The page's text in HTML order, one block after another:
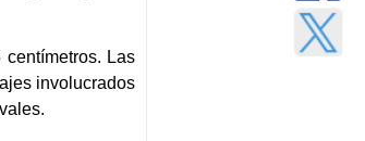
Las
involucrados